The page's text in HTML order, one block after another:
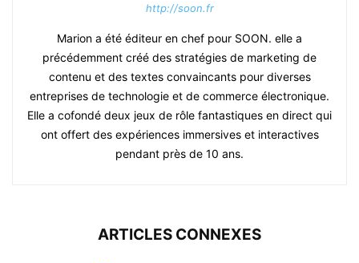
http://soon.fr
Marion a été éditeur en chef pour SOON. elle a
précédemment créé des stratégies de marketing de
contenu et des textes convaincants pour diverses
entreprises de technologie et de commerce électronique.
Elle a cofondé deux jeux de rôle fantastiques en direct qui
ont offert des expériences immersives et interactives
pendant près de 10 ans.
ARTICLES CONNEXES